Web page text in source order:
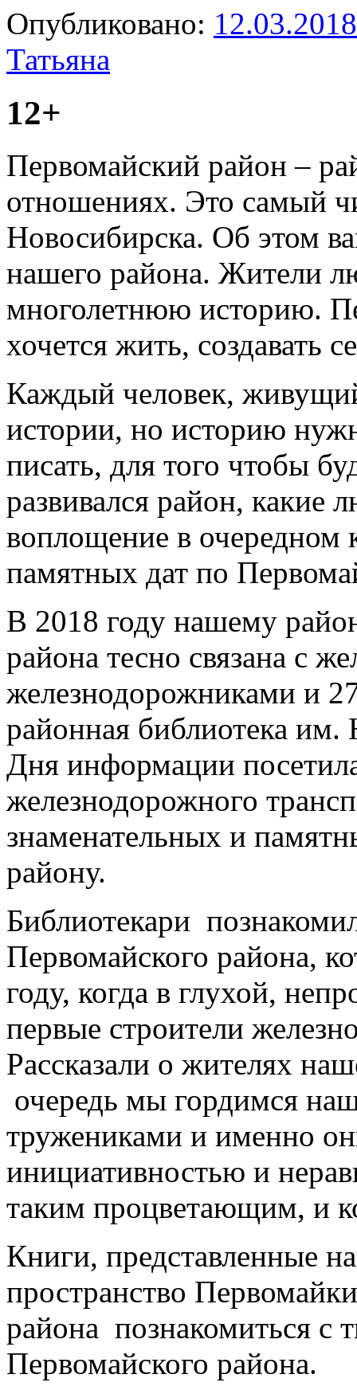
Опубликовано: 12.03.2018
Татьяна
12+
Первомайский район –
отношениях. Это самый
Новосибирска. Об этом
нашего района. Жители
многолетнюю историю.
хочется жить, создавать
Каждый человек,
истории, но историю
писать, для того чтобы
развивался район, какие
воплощение в очередном
памятных дат по
В 2018 году нашему
района тесно связана с
железнодорожниками и
районная библиотека
Дня информации
железнодорожного
знаменательных и
району.
Библиотекари
Первомайского района,
году, когда в глухой,
первые строители
Рассказали о жителях
очередь мы гордимся
тружениками и именно
инициативностью и
таким процветающим, и
Книги, представленные
пространство
района познакомиться с
Первомайского района.